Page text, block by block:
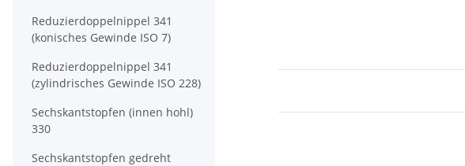
Reduzierdoppelnippel 341
(konisches Gewinde ISO 7)
Reduzierdoppelnippel 341
(zylindrisches Gewinde ISO 228)
Sechskantstopfen (innen hohl)
330
Sechskantstopfen gedreht